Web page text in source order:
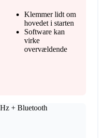
Klemmer lidt om
hovedet i starten
Software kan
virke
overvældende
+ Bluetooth